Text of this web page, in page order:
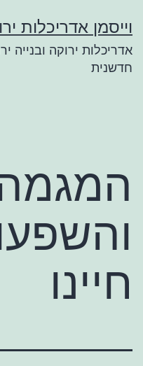
לתוכן
וייסמן אדריכלות
אדריכלות ירוקה ובנייה
חדשנית
חיינו